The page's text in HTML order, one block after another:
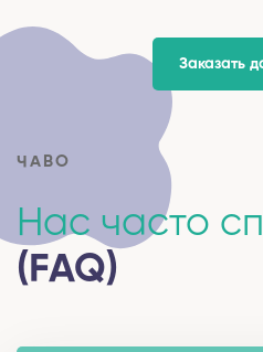
Заказать
ЧАВО
Нас часто
(FAQ)